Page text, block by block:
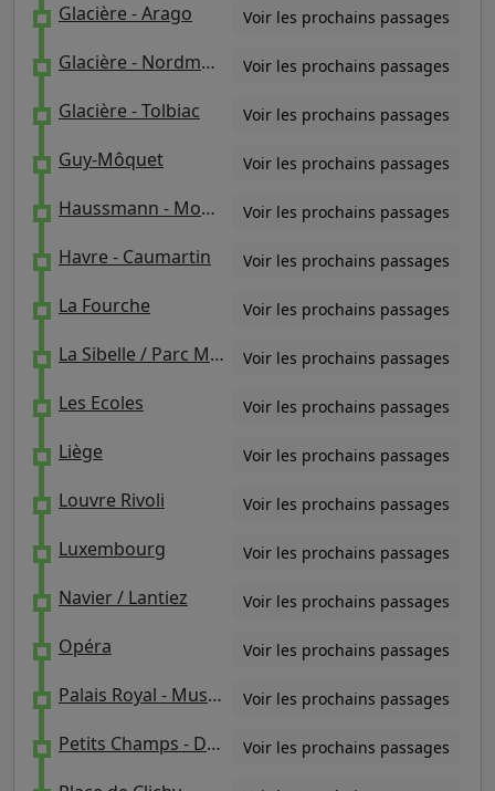
Glacière - Arago Voir les prochains passages
Glacière - Nordmann Voir les prochains passages
Glacière - Tolbiac Voir les prochains passages
Guy-Môquet Voir les prochains passages
Haussmann - Mogador Voir les prochains passages
Havre - Caumartin Voir les prochains passages
La Fourche Voir les prochains passages
La Sibelle / Parc Montsouris Voir les prochains passages
Les Ecoles Voir les prochains passages
Liège Voir les prochains passages
Louvre Rivoli Voir les prochains passages
Luxembourg Voir les prochains passages
Navier / Lantiez Voir les prochains passages
Opéra Voir les prochains passages
Palais Royal - Musée Du Louvre Voir les prochains passages
Petits Champs - Danielle Casanova Voir les prochains passages